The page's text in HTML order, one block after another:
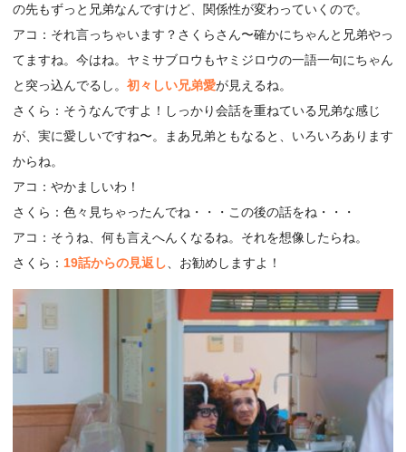
の先もずっと兄弟なんですけど、関係性が変わっていくので。
アコ：それ言っちゃいます？さくらさん〜確かにちゃんと兄弟やっ
てますね。今はね。ヤミサブロウもヤミジロウの一語一句にちゃん
と突っ込んでるし。 初々しい兄弟愛が見えるね。
さくら：そうなんですよ！しっかり会話を重ねている兄弟な感じ
が、実に愛しいですね〜。まあ兄弟ともなると、いろいろあります
からね。
アコ：やかましいわ！
さくら：色々見ちゃったんでね・・・この後の話をね・・・
アコ：そうね、何も言えへんくなるね。それを想像したらね。
さくら： 19話からの見返し 、お勧めしますよ！